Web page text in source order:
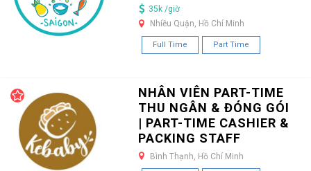
35k /giờ
Nhiều Quận, Hồ Chí Minh
Full Time Part Time
NHÂN VIÊN PART-TIME
THU NGÂN & ĐÓNG GÓI
| PART-TIME CASHIER &
PACKING STAFF
Bình Thạnh, Hồ Chí Minh